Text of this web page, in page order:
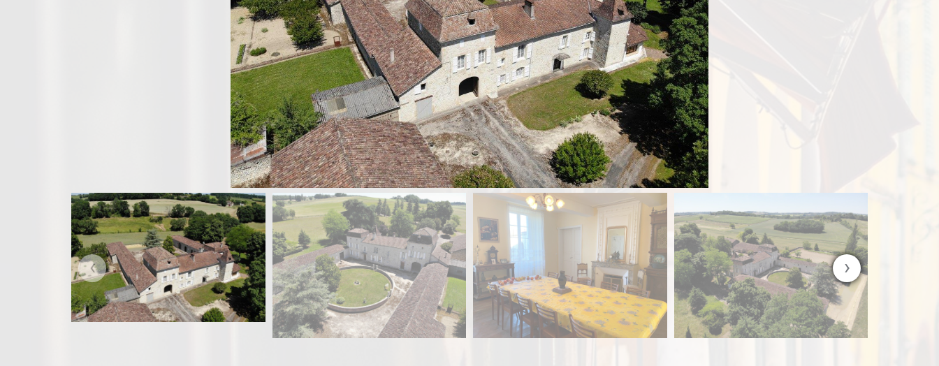
Plaats: Omg. Lectoure - Eauze
Woonoppervlak: 400 m
Perceeloppervlak: 90.000 m
Bouwjaar: 1800
Bijzonderheden:
De opstallen verkeren in goede basisstaat,
renovatiewerkzaamheden interieur te voorzien
‹ ›
De opstallen verkeren in goede basisstaat,
renovatiewerkzaamheden interieur te voorzien